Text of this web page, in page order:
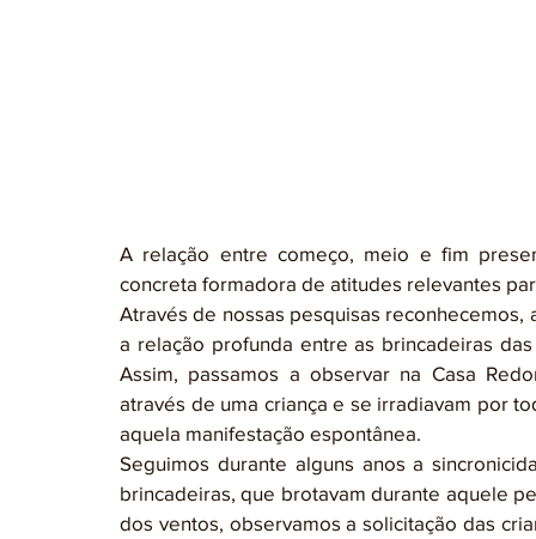
A relação entre começo, meio e fim
concreta formadora de atitudes relevantes
Através de nossas pesquisas
a relação profunda entre as brincadeiras
Assim, passamos a observar na Casa
através de uma criança e se irradiavam por
aquela manifestação espontânea.
Seguimos durante alguns anos a
brincadeiras, que brotavam durante aquele
dos ventos, observamos a solicitação das